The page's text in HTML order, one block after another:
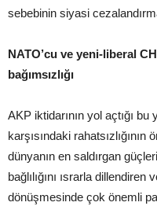
sebebinin siyasi
NATO’cu ve yeni-liberal
bağımsızlığı
AKP iktidarının yol açtığı bu
karşısındaki
dünyanın en saldırgan
bağlılığını ısrarla
dönüşmesinde çok önemli